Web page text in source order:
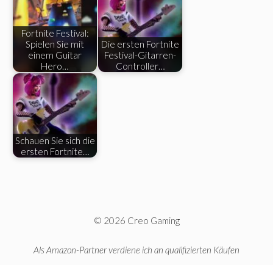
Fortnite Festival:
Spielen Sie mit
einem Guitar
Hero…
Die ersten Fortnite
Festival-Gitarren-
Controller…
Schauen Sie sich die
ersten Fortnite…
© 2026 Creo Gaming
Als Amazon-Partner verdiene ich an qualifizierten Käufen